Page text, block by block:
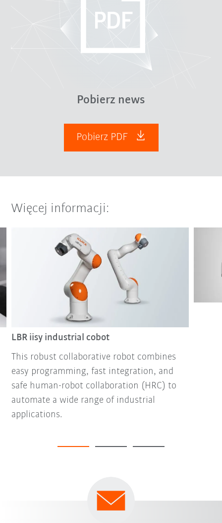
Pobierz news
Pobierz PDF
Więcej informacji:
LBR iisy industrial cobot
This robust collaborative robot combines
easy programming, fast integration, and
safe human-robot collaboration (HRC) to
automate a wide range of industrial
applications.